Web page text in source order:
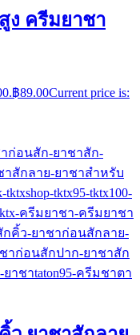
ง ครีมยาชา
฿89.00Current price is: